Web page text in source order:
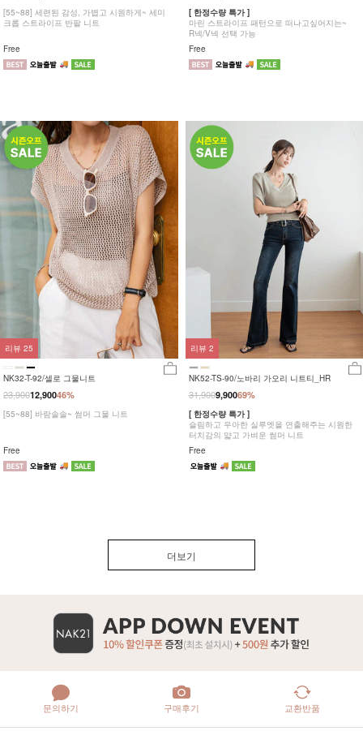
[55~88] 세련된 감성, 가볍고 시원하게~ 세미
크롭 스트라이프 반팔 니트
Free
[ 한정수량 특가 ]
마린 스트라이프 패턴으로 떠나고싶어지는~
R넥/V넥 선택 가능
Free
NK32-T-92/셀로 그물니트
46%
23,90012,900
[55~88] 바람솔솔~ 썸머 그물 니트
Free
리뷰 25
NK52-TS-90/노바리 가오리 니트티_HR
69%
31,9009,900
[ 한정수량 특가 ]
슬림하고 우아한 실루엣을 연출해주는 시원한
터치감의 얇고 가벼운 썸머 니트
Free
리뷰 2
더보기
문의하기 구매후기 교환반품